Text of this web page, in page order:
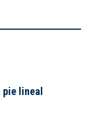
lineal